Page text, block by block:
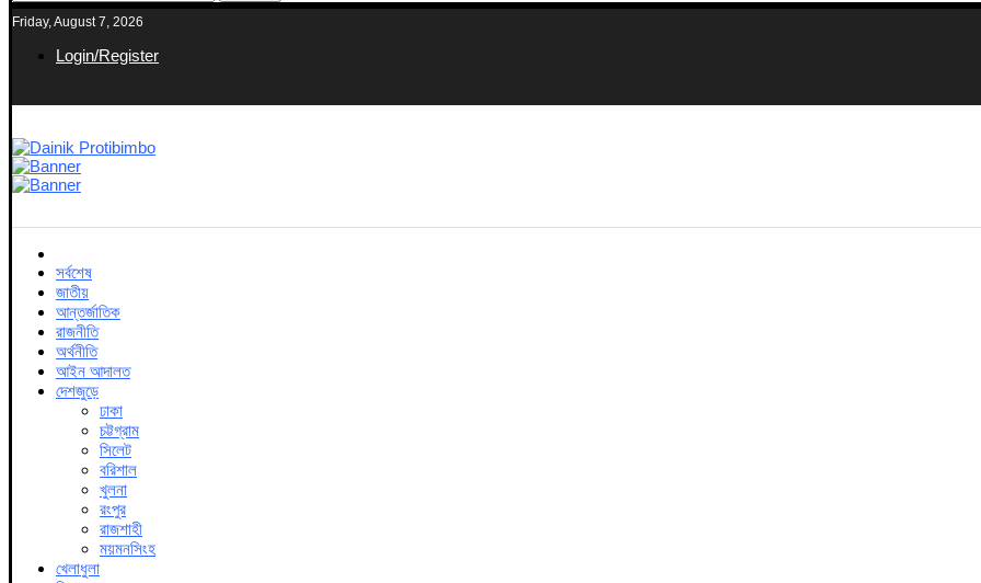
Friday, August 7, 2026
Login/Register
সর্বশেষ
জাতীয়
আন্তর্জাতিক
রাজনীতি
অর্থনীতি
আইন আদালত
দেশজুড়ে
ঢাকা
চট্টগ্রাম
সিলেট
বরিশাল
খুলনা
রংপুর
রাজশাহী
ময়মনসিংহ
খেলাধুলা